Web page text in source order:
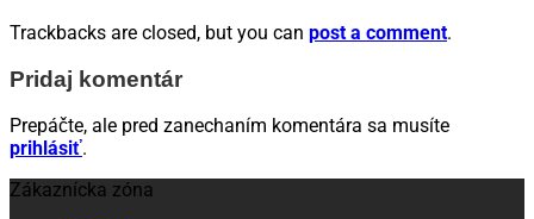
Trackbacks are closed, but you can post a comment.
Pridaj komentár
Prepáčte, ale pred zanechaním komentára sa musíte
prihlásiť.
Zákaznícka zóna